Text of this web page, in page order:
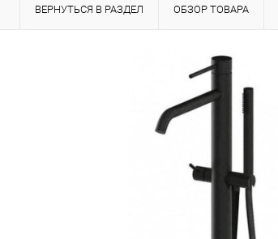
ВЕРНУТЬСЯ В РАЗДЕЛ ОБЗОР ТОВАРА